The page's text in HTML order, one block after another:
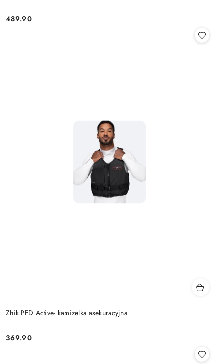
Cena:
489.90
Zhik PFD Active- kamizelka asekuracyjna
Cena:
369.90